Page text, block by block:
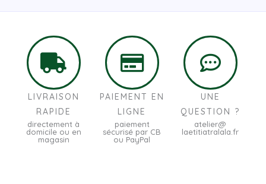
LIVRAISON
RAPIDE
directement à
domicile ou en
magasin
PAIEMENT EN
LIGNE
paiement
sécurisé par CB
ou PayPal
UNE
QUESTION ?
atelier@
laetitiatralala.fr